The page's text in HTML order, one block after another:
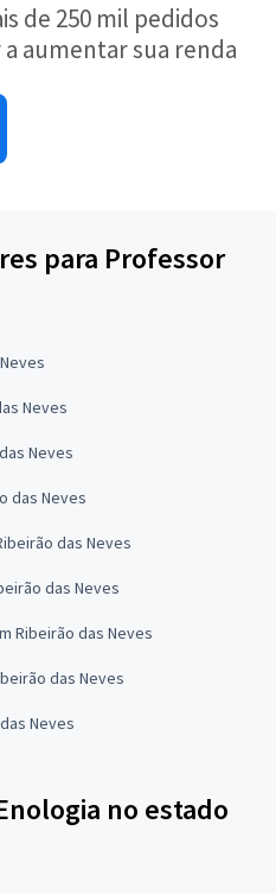
de 250 mil pedidos
aumentar sua renda
para Professor
Neves
Neves
das Neves
das Neves
das Neves
Ribeirão das Neves
das Neves
Neves
no estado